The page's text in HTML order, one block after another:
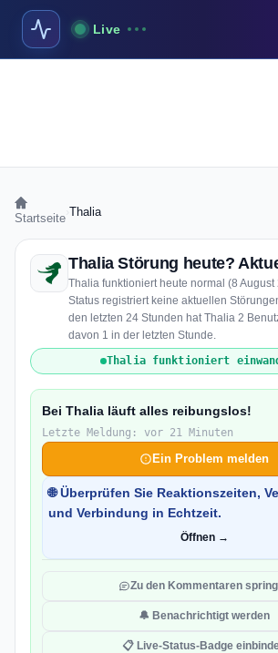
Live
Startseite Thalia
Thalia Störung heute?
Thalia funktioniert heute normal (8 August
Status registriert keine aktuellen
den letzten 24 Stunden hat Thalia 2
davon 1 in der letzten Stunde.
Thalia funktioniert
Bei Thalia läuft alles reibungslos!
Letzte Meldung: vor 21 Minuten
Ein Problem melden
🌐 Überprüfen Sie Reaktionszeiten,
und Verbindung in Echtzeit.
Öffnen →
Zu den Kommentaren
🔔 Benachrichtigt werden
📋 Live-Status-Badge